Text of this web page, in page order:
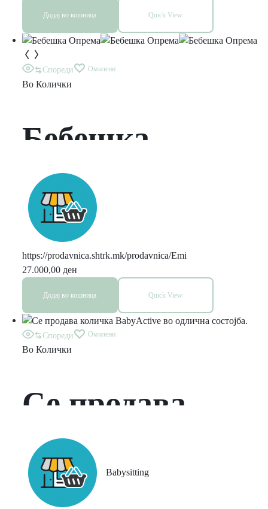
/ Blue Moon-
navy blue
Додај во кошница Quick View
Спореди Омилени
Во Колички
Бебешка
Опрема
https://prodavnica.shtrk.mk/prodavnica/Emi
27.000,00 ден
Додај во кошница Quick View
Спореди Омилени
Во Колички
Се продава
количка
BabyActive во
Babysitting